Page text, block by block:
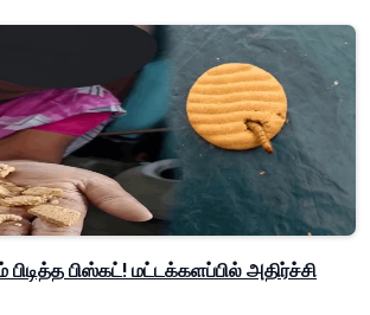
பிஸ்கட்! மட்டக்களப்பில் அதிர்ச்சி